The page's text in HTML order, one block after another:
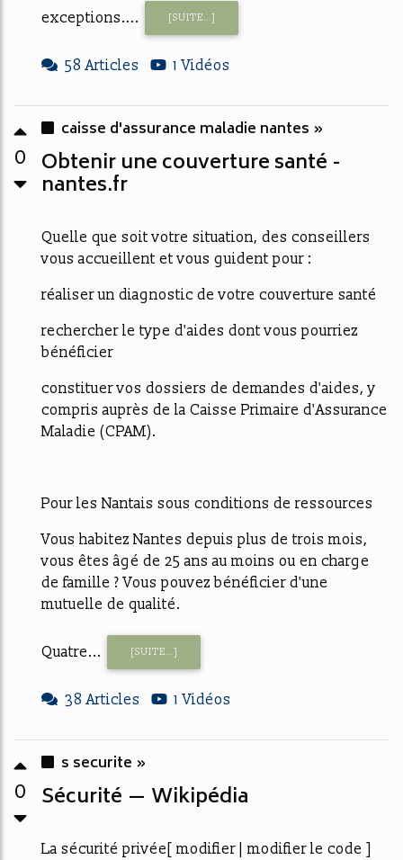
exceptions.... [SUITE...]
58 Articles 1 Vidéos
0
caisse d'assurance maladie nantes »
Obtenir une couverture santé -
nantes.fr
Quelle que soit votre situation, des conseillers
vous accueillent et vous guident pour :
réaliser un diagnostic de votre couverture santé
rechercher le type d'aides dont vous pourriez
bénéficier
constituer vos dossiers de demandes d'aides, y
compris auprès de la Caisse Primaire d'Assurance
Maladie (CPAM).
Pour les Nantais sous conditions de ressources
Vous habitez Nantes depuis plus de trois mois,
vous êtes âgé de 25 ans au moins ou en charge
de famille ? Vous pouvez bénéficier d'une
mutuelle de qualité.
Quatre... [SUITE...]
38 Articles 1 Vidéos
0
s securite »
Sécurité — Wikipédia
La sécurité privée[ modifier | modifier le code ]